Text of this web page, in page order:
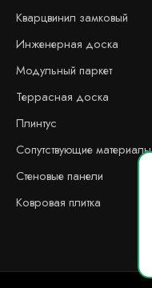
Кварцвинил замковый
Инженерная доска
Модульный паркет
Террасная доска
Плинтус
Сопутствующие материалы
Стеновые панели
Ковровая плитка